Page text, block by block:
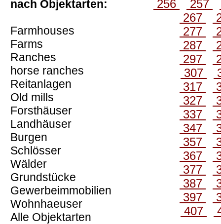
nach Objektarten:
Farmhouses
Farms
Ranches
horse ranches
Reitanlagen
Old mills
Forsthäuser
Landhäuser
Burgen
Schlösser
Wälder
Grundstücke
Gewerbeimmobilien
Wohnhaeuser
Alle Objektarten
256
257
267
277
287
297
307
317
327
337
347
357
367
377
387
397
407